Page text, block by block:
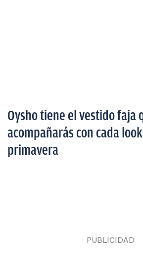
Oysho tiene el vestido faja
acompañarás con cada
primavera